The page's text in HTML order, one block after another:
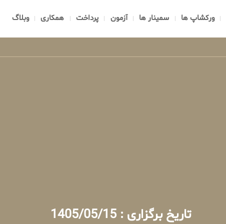
ورکشاپ ها سمینار ها آزمون پرداخت همکاری وبلاگ
تاریخ برگزاری : 1405/05/15